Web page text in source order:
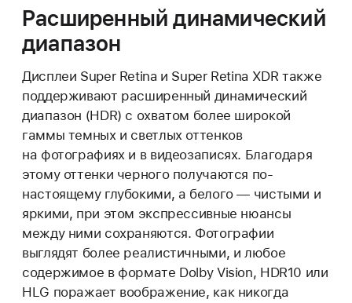
Расширенный динамический
диапазон
Дисплеи Super Retina и Super Retina XDR также
поддерживают расширенный динамический
диапазон (HDR) с охватом более широкой
гаммы темных и светлых оттенков
на фотографиях и в видеозаписях. Благодаря
этому оттенки черного получаются по-
настоящему глубокими, а белого — чистыми и
яркими, при этом экспрессивные нюансы
между ними сохраняются. Фотографии
выглядят более реалистичными, и любое
содержимое в формате Dolby Vision, HDR10 или
HLG поражает воображение, как никогда